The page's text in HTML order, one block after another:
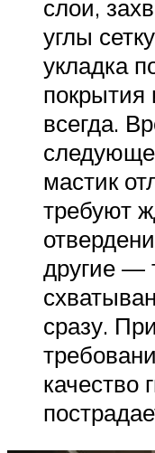
слои,
углы
укладка
покрытия
всегда.
мастик
требуют
другие —
сразу.
качество